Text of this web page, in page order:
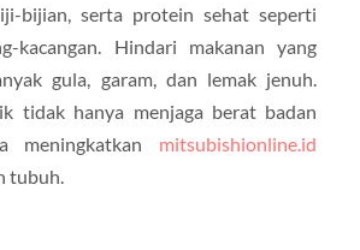
bijian, serta protein sehat seperti
kacangan. Hindari makanan yang
gula, garam, dan lemak jenuh.
tidak hanya menjaga berat badan
meningkatkan mitsubishionline.id
tubuh.